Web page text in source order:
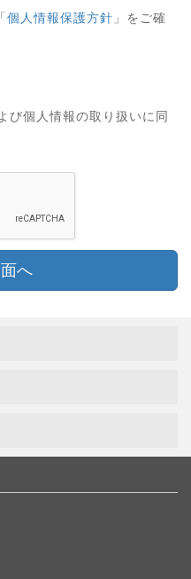
個人情報保護方針 」をご確
び個人情報の取り扱いに同
へ